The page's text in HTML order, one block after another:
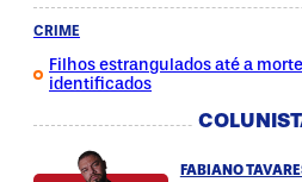
CRIME
Filhos estrangulados até a
identificados
FABIANO